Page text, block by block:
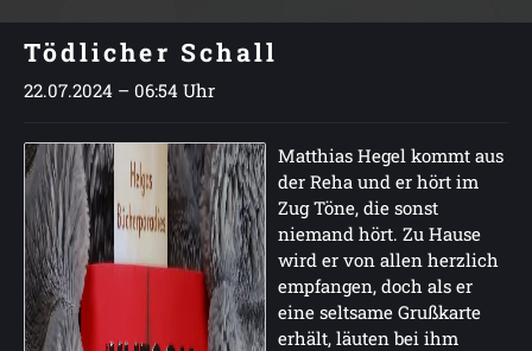
Tödlicher Schall
22.07.2024 – 06:54 Uhr
Matthias Hegel kommt aus
der Reha und er hört im
Zug Töne, die sonst
niemand hört. Zu Hause
wird er von allen herzlich
empfangen, doch als er
eine seltsame Grußkarte
erhält, läuten bei ihm